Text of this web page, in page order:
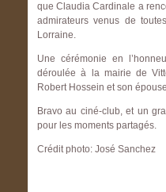
que Claudia Cardinale a
admirateurs venus de
Lorraine.
Une cérémonie en
déroulée à la mairie de
Robert Hossein et son
Bravo au ciné-club, et un
pour les moments partagés.
Crédit photo: José Sanchez